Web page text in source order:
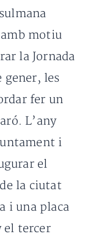
amb motiu
la Jornada
gener, les
fer un
L’any
i
el
la ciutat
i una placa
el tercer